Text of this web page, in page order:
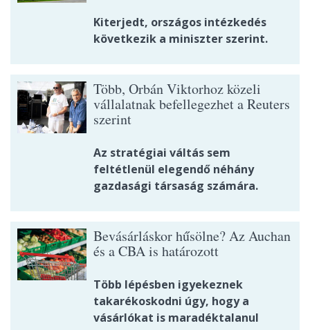
Kiterjedt, országos intézkedés
következik a miniszter szerint.
Több, Orbán Viktorhoz közeli
vállalatnak befellegezhet a Reuters
szerint
Az stratégiai váltás sem
feltétlenül elegendő néhány
gazdasági társaság számára.
Bevásárláskor hűsölne? Az Auchan
és a CBA is határozott
Több lépésben igyekeznek
takarékoskodni úgy, hogy a
vásárlókat is maradéktalanul